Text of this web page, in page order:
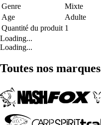
Genre
Mixte
Age
Adulte
Quantité du produit 1
Loading...
Loading...
Toutes nos marques